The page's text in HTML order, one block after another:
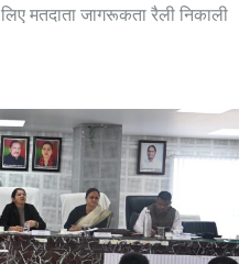
लिए मतदाता जागरूकता रैली निकाली